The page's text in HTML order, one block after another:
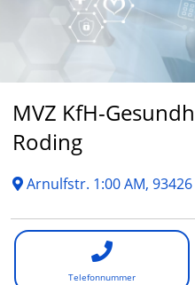
MVZ KfH-
Roding
Arnulfstr. 1:00 AM,
Telefonnummer